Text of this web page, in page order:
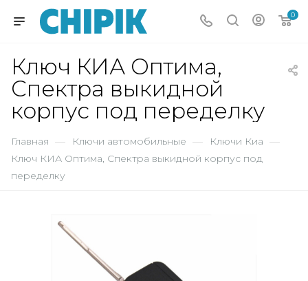
0
Ключ КИА Оптима,
Спектра выкидной
корпус под переделку
Главная — Ключи автомобильные — Ключи Киа —
Ключ КИА Оптима, Спектра выкидной корпус под
переделку